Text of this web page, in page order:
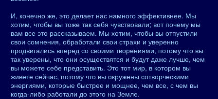
И, конечно же, это делает нас намного эффективнее. Мы
хотим, чтобы вы тоже так себя чувствовали; вот почему мы
вам все это рассказываем. Мы хотим, чтобы вы отпустили
свои сомнения, обработали свои страхи и уверенно
продвигались вперед со своими творениями, потому что вы
так уверены, что они осуществятся и будут даже лучше, чем
вы можете себе представить. Это тот мир, в котором вы
живете сейчас, потому что вы окружены сотворческими
энергиями, которые быстрее и мощнее, чем все, с чем вы
когда-либо работали до этого на Земле.